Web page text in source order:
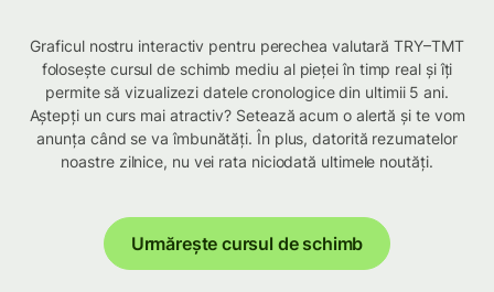
Graficul nostru interactiv pentru perechea valutară TRY–TMT
folosește cursul de schimb mediu al pieței în timp real și îți
permite să vizualizezi datele cronologice din ultimii 5 ani.
Aștepți un curs mai atractiv? Setează acum o alertă și te vom
anunța când se va îmbunătăți. În plus, datorită rezumatelor
noastre zilnice, nu vei rata niciodată ultimele noutăți.
Urmărește cursul de schimb